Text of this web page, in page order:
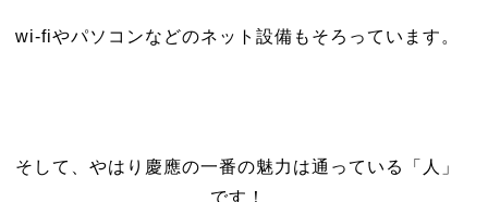
wi-fiやパソコンなどのネット設備もそろっています。
そして、やはり慶應の一番の魅力は通っている「人」
です！